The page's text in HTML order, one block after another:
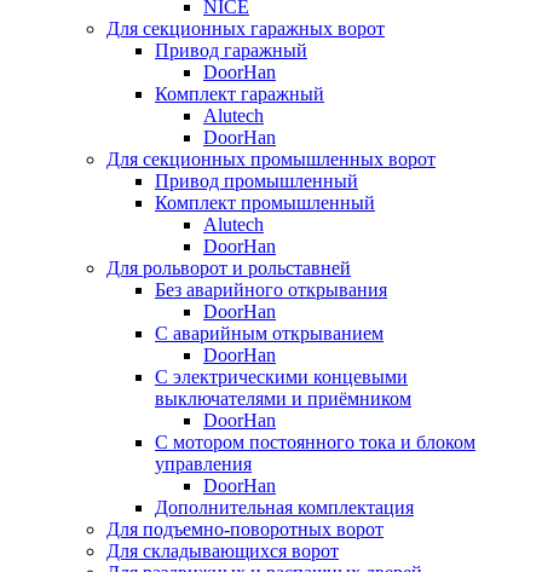
NICE
Для секционных гаражных ворот
Привод гаражный
DoorHan
Комплект гаражный
Alutech
DoorHan
Для секционных промышленных ворот
Привод промышленный
Комплект промышленный
Alutech
DoorHan
Для рольворот и рольставней
Без аварийного открывания
DoorHan
С аварийным открыванием
DoorHan
С электрическими концевыми
выключателями и приёмником
DoorHan
С мотором постоянного тока и блоком
управления
DoorHan
Дополнительная комплектация
Для подъемно-поворотных ворот
Для складывающихся ворот